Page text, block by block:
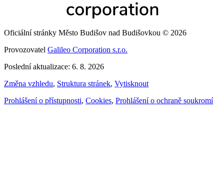
Oficiální stránky Město Budišov nad Budišovkou © 2026
Provozovatel Galileo Corporation s.r.o.
Poslední aktualizace: 6. 8. 2026
Změna vzhledu, Struktura stránek, Vytisknout
Prohlášení o přístupnosti, Cookies, Prohlášení o ochraně soukromí